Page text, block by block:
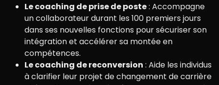
Le coaching de prise de poste: Accompagne
un collaborateur durant les 100 premiers jours
dans ses nouvelles fonctions pour sécuriser son
intégration et accélérer sa montée en
compétences.
Le coaching de reconversion : Aide les individus
à clarifier leur projet de changement de carrière